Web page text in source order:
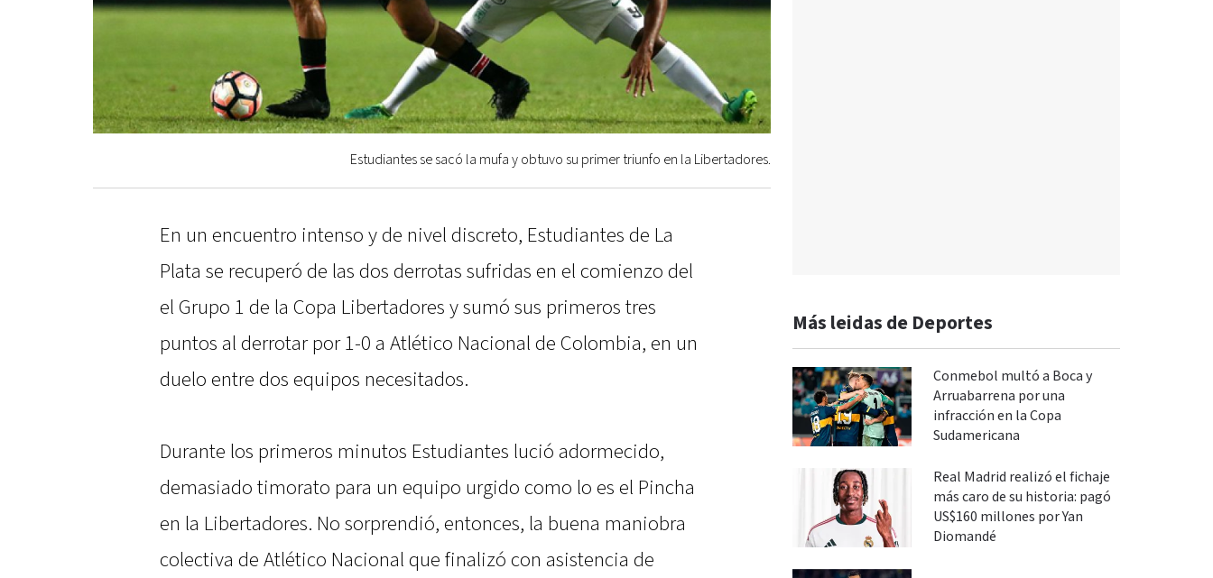
Estudiantes se sacó la mufa y obtuvo su primer triunfo en la Libertadores.
En un encuentro intenso y de nivel discreto, Estudiantes de La
Plata se recuperó de las dos derrotas sufridas en el comienzo del
el Grupo 1 de la Copa Libertadores y sumó sus primeros tres
puntos al derrotar por 1-0 a Atlético Nacional de Colombia, en un
duelo entre dos equipos necesitados.
Durante los primeros minutos Estudiantes lució adormecido,
demasiado timorato para un equipo urgido como lo es el Pincha
en la Libertadores. No sorprendió, entonces, la buena maniobra
colectiva de Atlético Nacional que finalizó con asistencia de
Más leidas de Deportes
Conmebol multó a Boca y
Arruabarrena por una
infracción en la Copa
Sudamericana
Real Madrid realizó el fichaje
más caro de su historia: pagó
US$160 millones por Yan
Diomandé